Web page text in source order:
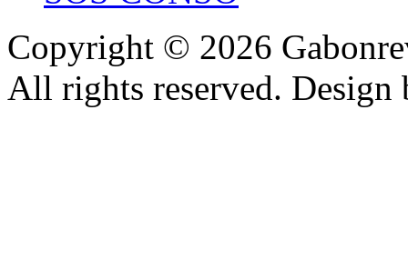
Copyright © 2026
All rights reserved.